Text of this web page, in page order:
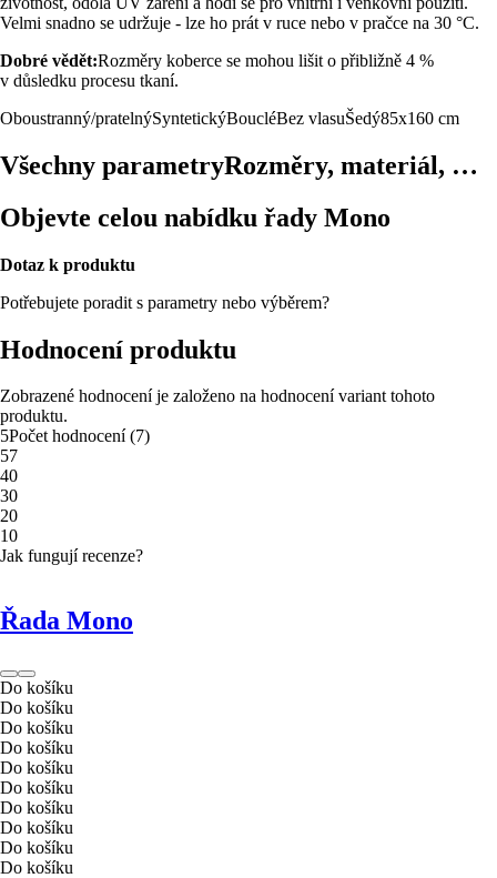
Velmi snadno se udržuje - lze ho prát v ruce nebo v pračce na 30 °C.
Dobré vědět:Rozměry koberce se mohou lišit o přibližně 4 %
v důsledku procesu tkaní.
Oboustranný/pratelnýSyntetickýBoucléBez vlasuŠedý85x160 cm
Všechny parametryRozměry, materiál, …
Objevte celou nabídku řady Mono
Dotaz k produktu
Potřebujete poradit s parametry nebo výběrem?
Hodnocení produktu
Zobrazené hodnocení je založeno na hodnocení variant tohoto
produktu.
5Počet hodnocení(7)
57
40
30
20
10
Jak fungují recenze?
Řada Mono
Do košíku
Do košíku
Do košíku
Do košíku
Do košíku
Do košíku
Do košíku
Do košíku
Do košíku
Do košíku